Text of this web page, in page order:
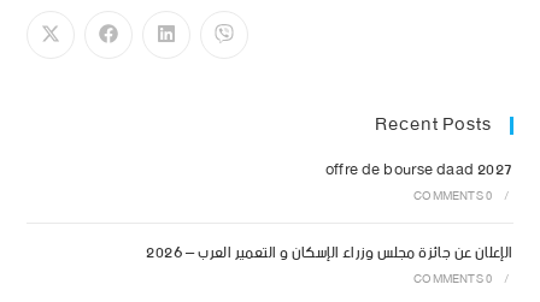
Recent Posts
offre de bourse daad 2027
/
0 COMMENTS
الإعلان عن جائزة مجلس وزراء الإسكان و التعمير العرب – 2026
/
0 COMMENTS